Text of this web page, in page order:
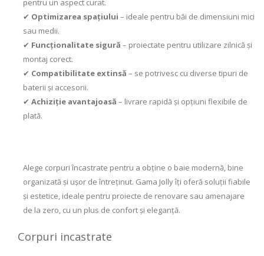
pentru un aspect curat.
✔ Optimizarea spațiului – ideale pentru băi de dimensiuni mici
sau medii.
✔ Funcționalitate sigură – proiectate pentru utilizare zilnică și
montaj corect.
✔ Compatibilitate extinsă – se potrivesc cu diverse tipuri de
baterii și accesorii.
✔ Achiziție avantajoasă – livrare rapidă și opțiuni flexibile de
plată.
Alege corpuri încastrate pentru a obține o baie modernă, bine
organizată și ușor de întreținut. Gama Jolly îți oferă soluții fiabile
și estetice, ideale pentru proiecte de renovare sau amenajare
de la zero, cu un plus de confort și eleganță.
Corpuri incastrate